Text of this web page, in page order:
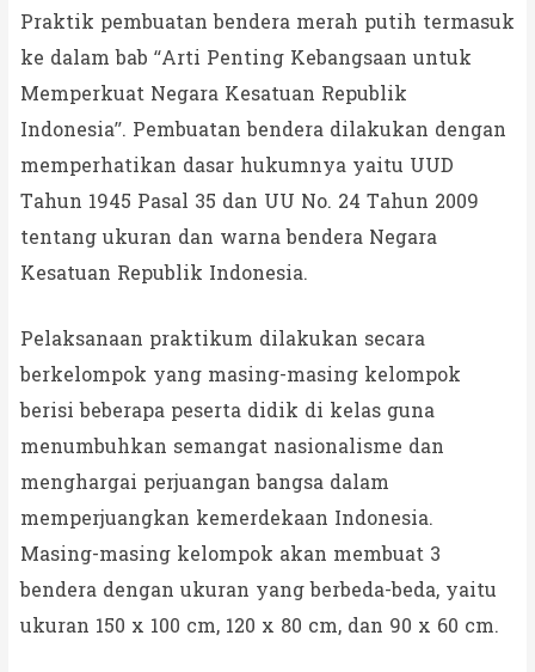
Praktik pembuatan bendera merah putih termasuk
ke dalam bab “Arti Penting Kebangsaan untuk
Memperkuat Negara Kesatuan Republik
Indonesia”. Pembuatan bendera dilakukan dengan
memperhatikan dasar hukumnya yaitu UUD
Tahun 1945 Pasal 35 dan UU No. 24 Tahun 2009
tentang ukuran dan warna bendera Negara
Kesatuan Republik Indonesia.
Pelaksanaan praktikum dilakukan secara
berkelompok yang masing-masing kelompok
berisi beberapa peserta didik di kelas guna
menumbuhkan semangat nasionalisme dan
menghargai perjuangan bangsa dalam
memperjuangkan kemerdekaan Indonesia.
Masing-masing kelompok akan membuat 3
bendera dengan ukuran yang berbeda-beda, yaitu
ukuran 150 x 100 cm, 120 x 80 cm, dan 90 x 60 cm.